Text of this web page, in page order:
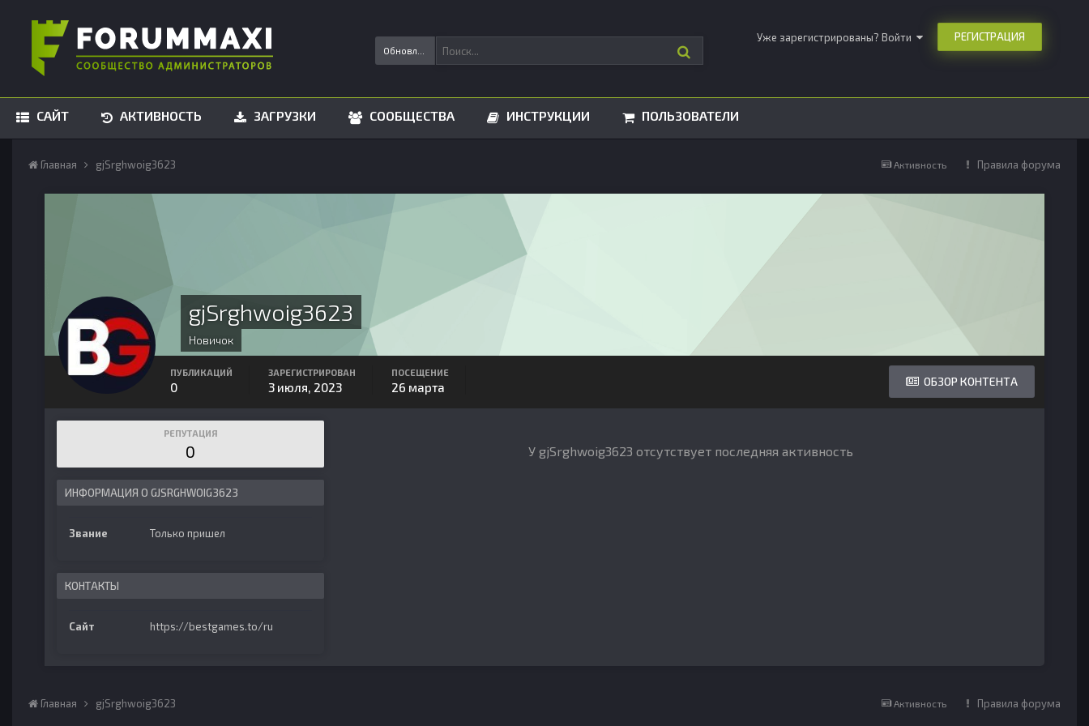
Уже зарегистрированы? Войти РЕГИСТРАЦИЯ
САЙТ АКТИВНОСТЬ ЗАГРУЗКИ СООБЩЕСТВА ИНСТРУКЦИИ ПОЛЬЗОВАТЕЛИ
Активность Правила форума
Главная gjSrghwoig3623
gjSrghwoig3623
Новичок
ОБЗОР КОНТЕНТА
ПУБЛИКАЦИЙ
0
ЗАРЕГИСТРИРОВАН
3 июля, 2023
ПОСЕЩЕНИЕ
26 марта
РЕПУТАЦИЯ
0
ИНФОРМАЦИЯ О GJSRGHWOIG3623
Звание Только пришел
КОНТАКТЫ
Сайт https://bestgames.to/ru
У gjSrghwoig3623 отсутствует последняя активность
Активность Правила форума
Главная gjSrghwoig3623